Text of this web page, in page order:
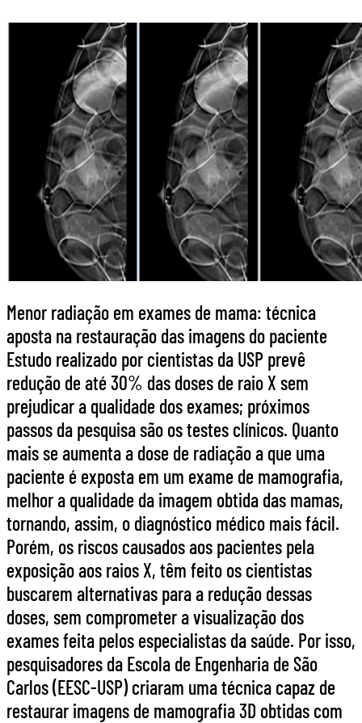
Menor radiação em exames de mama: técnica
aposta na restauração das imagens do paciente
Estudo realizado por cientistas da USP prevê
redução de até 30% das doses de raio X sem
prejudicar a qualidade dos exames; próximos
passos da pesquisa são os testes clínicos. Quanto
mais se aumenta a dose de radiação a que uma
paciente é exposta em um exame de mamografia,
melhor a qualidade da imagem obtida das mamas,
tornando, assim, o diagnóstico médico mais fácil.
Porém, os riscos causados aos pacientes pela
exposição aos raios X, têm feito os cientistas
buscarem alternativas para a redução dessas
doses, sem comprometer a visualização dos
exames feita pelos especialistas da saúde. Por isso,
pesquisadores da Escola de Engenharia de São
Carlos (EESC-USP) criaram uma técnica capaz de
restaurar imagens de mamografia 3D obtidas com